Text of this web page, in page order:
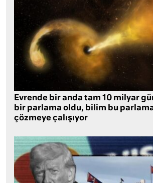
Evrende bir anda tam 10 milyar
bir parlama oldu, bilim bu
çözmeye çalışıyor